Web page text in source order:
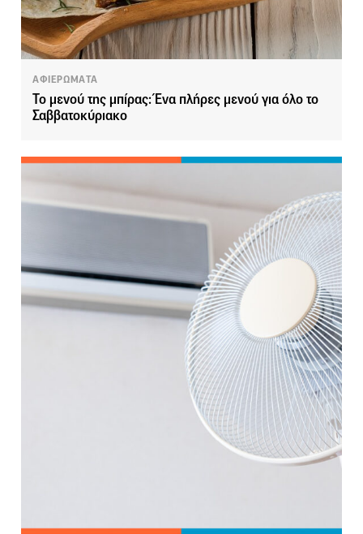
ΑΦΙΕΡΩΜΑΤΑ
Το μενού της μπίρας: Ένα πλήρες μενού για όλο το
Σαββατοκύριακο